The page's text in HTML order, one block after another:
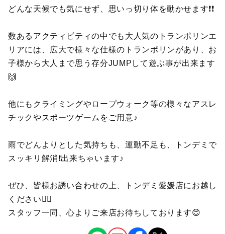
どんな天候でも気にせず、思いっ切り体を動かせます❗❗
数あるアクティビティの中でも大人気のトランポリンエ
リアには、広大で様々な仕様のトランポリンがあり、お
子様から大人まで思う存分JUMPして遊ぶ事が出来ます
🙌
他にもクライミングやロープウォーク等の様々なアスレ
チックやスポーツゲームをご用意♪
雨でどんよりとした気持ちも、運動不足も、トンデミで
スッキリ解消❗出来ちゃいます♪
ぜひ、皆様お誘い合わせの上、トンデミ愛媛店にお越し
ください💁‍♀️
スタッフ一同、心よりご来店お待ちしております😊